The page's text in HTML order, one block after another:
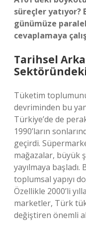
süreçler yatıyor?
günümüze
cevaplamaya
Tarihsel
Tüketim
devriminden bu
Türkiye’de de
1990’ların
geçirdi.
mağazalar, büyük
yayılmaya
toplumsal yapıyı
Özellikle 2000’li
marketler, Türk
değiştiren önemli